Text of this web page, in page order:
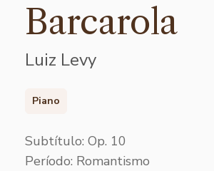
Barcarola
Luiz Levy
Piano
Subtítulo: Op. 10
Período: Romantismo